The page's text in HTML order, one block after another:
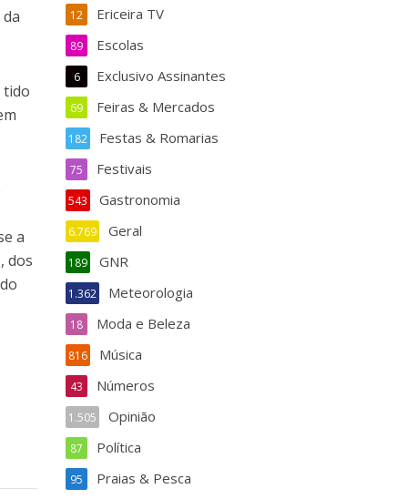
tido
a
dos
Ericeira TV
12
Escolas
89
Exclusivo Assinantes
6
Feiras & Mercados
69
Festas & Romarias
182
Festivais
75
Gastronomia
543
Geral
6.769
GNR
189
Meteorologia
1.362
Moda e Beleza
18
Música
816
Números
43
Opinião
1.505
Política
87
Praias & Pesca
95